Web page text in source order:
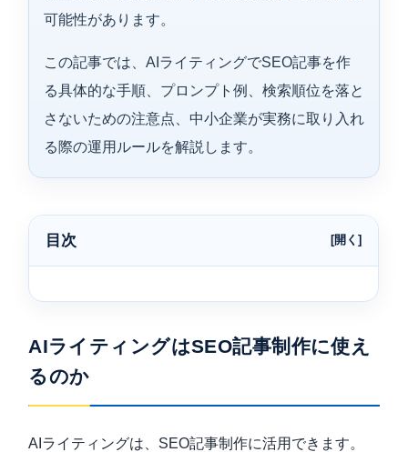
可能性があります。
この記事では、AIライティングでSEO記事を作
る具体的な手順、プロンプト例、検索順位を落と
さないための注意点、中小企業が実務に取り入れ
る際の運用ルールを解説します。
目次
AIライティングはSEO記事制作に使え
るのか
AIライティングは、SEO記事制作に活用できます。